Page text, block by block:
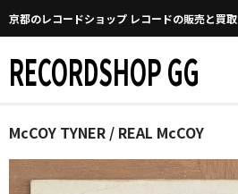
京都のレコードショップ レコードの販売と買取
RECORDSHOP GG
Home
McCOY TYNER / REAL McCOY